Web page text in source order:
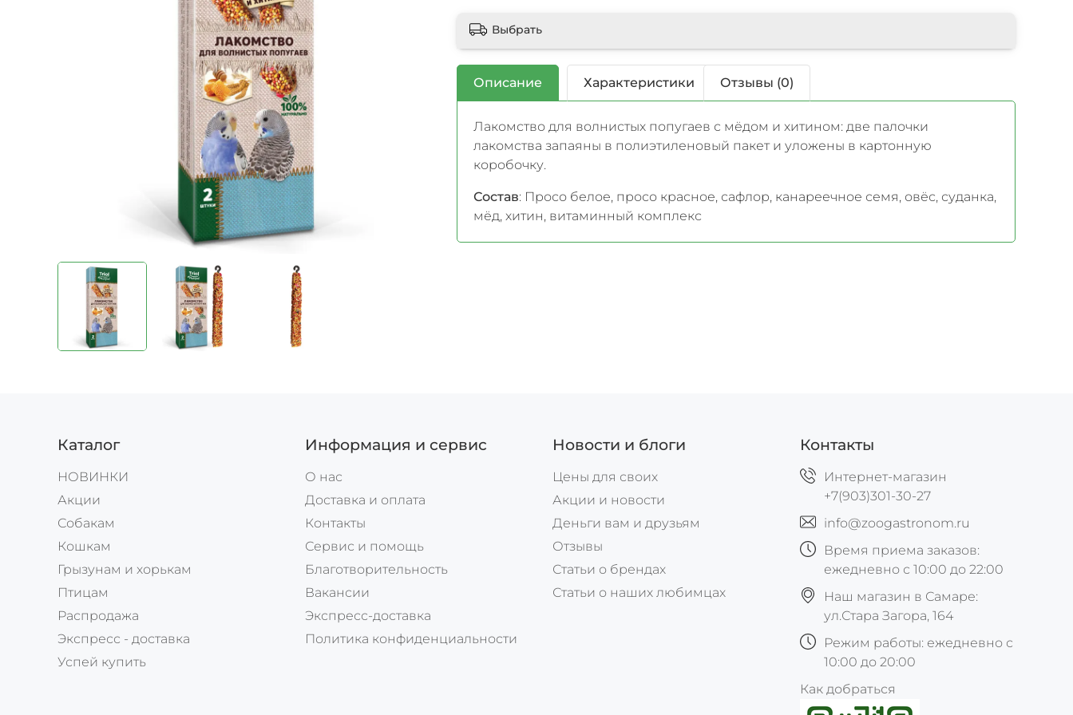
Выбрать
Описание Характеристики Отзывы (0)
Лакомство для волнистых попугаев с мёдом и хитином: две палочки
лакомства запаяны в полиэтиленовый пакет и уложены в картонную
коробочку.
Состав: Просо белое, просо красное, сафлор, канареечное семя, овёс, суданка,
мёд, хитин, витаминный комплекс
Каталог
НОВИНКИ
Акции
Собакам
Кошкам
Грызунам и хорькам
Птицам
Распродажа
Экспресс - доставка
Успей купить
Информация и сервис
О нас
Доставка и оплата
Контакты
Сервис и помощь
Благотворительность
Вакансии
Экспресс-доставка
Политика конфиденциальности
Новости и блоги
Цены для своих
Акции и новости
Деньги вам и друзьям
Отзывы
Статьи о брендах
Статьи о наших любимцах
Контакты
Интернет-магазин
+7(903)301-30-27
info@zoogastronom.ru
Время приема заказов:
ежедневно с 10:00 до 22:00
Наш магазин в Самаре:
ул.Стара Загора, 164
Режим работы: ежедневно с
10:00 до 20:00
Как добраться